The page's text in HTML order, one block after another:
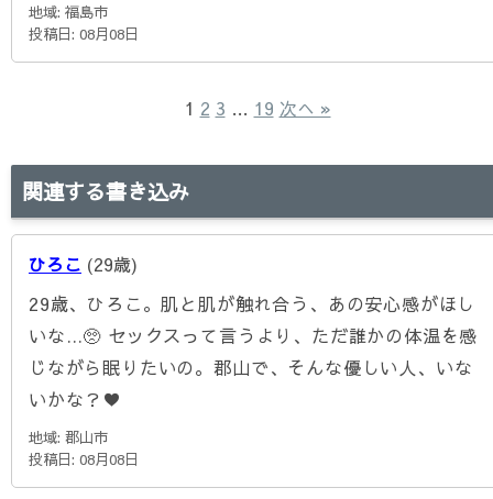
地域: 福島市
投稿日: 08月08日
1 2 3 … 19 次へ »
関連する書き込み
ひろこ (29歳)
29歳、ひろこ。肌と肌が触れ合う、あの安心感がほし
いな…🥺 セックスって言うより、ただ誰かの体温を感
じながら眠りたいの。郡山で、そんな優しい人、いな
いかな？♥️
地域: 郡山市
投稿日: 08月08日